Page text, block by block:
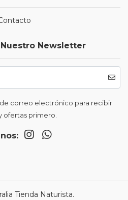
Newsletter
de correo electrónico para recibir
ofertas primero.
Tienda Naturista.